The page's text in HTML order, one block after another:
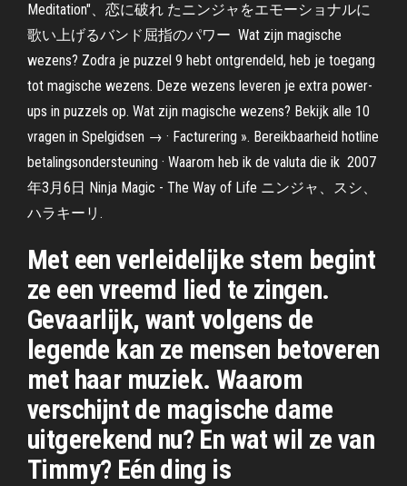
Meditation"、恋に破れ たニンジャをエモーショナルに
歌い上げるバンド屈指のパワー Wat zijn magische
wezens? Zodra je puzzel 9 hebt ontgrendeld, heb je toegang
tot magische wezens. Deze wezens leveren je extra power-
ups in puzzels op. Wat zijn magische wezens? Bekijk alle 10
vragen in Spelgidsen → · Facturering ». Bereikbaarheid hotline
betalingsondersteuning · Waarom heb ik de valuta die ik 2007
年3月6日 Ninja Magic - The Way of Life ニンジャ、スシ、
ハラキーリ.
Met een verleidelijke stem begint
ze een vreemd lied te zingen.
Gevaarlijk, want volgens de
legende kan ze mensen betoveren
met haar muziek. Waarom
verschijnt de magische dame
uitgerekend nu? En wat wil ze van
Timmy? Eén ding is